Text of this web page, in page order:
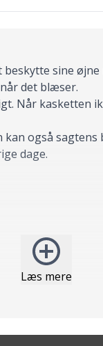
Læs mere
sine
det blæser.
Når kasketten
også
dage.